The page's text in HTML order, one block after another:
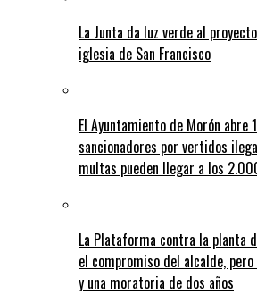
La Junta da luz verde al
iglesia de San Francisco
El Ayuntamiento de Morón abre
sancionadores por vertidos
multas pueden llegar a los
La Plataforma contra la planta
el compromiso del alcalde,
y una moratoria de dos años